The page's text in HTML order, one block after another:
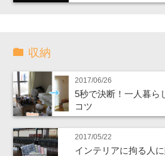
収納
2017/06/26
5秒で決断！一人暮ら
コツ
2017/05/22
インテリアに拘る人